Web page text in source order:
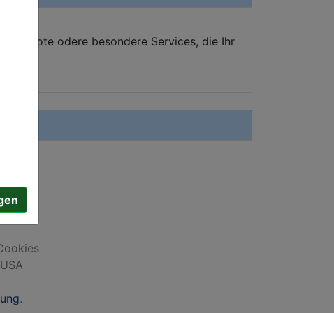
odere besondere Services, die Ihr
.